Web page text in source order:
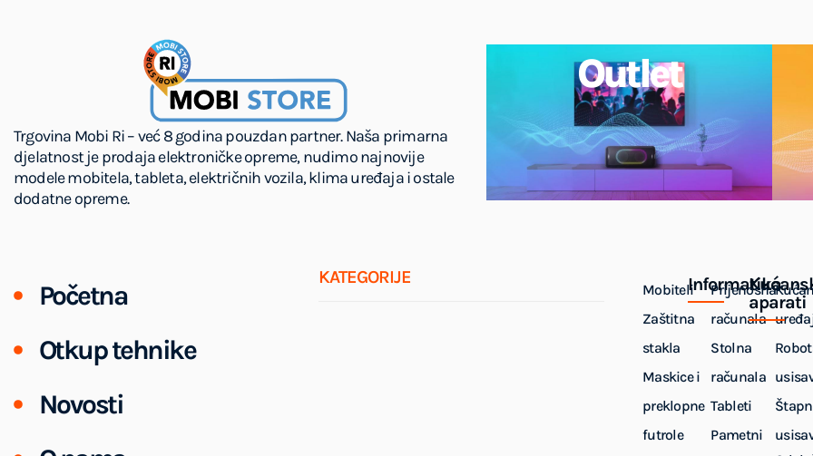
Trgovina Mobi Ri – već 8 godina pouzdan partner. Naša primarna
djelatnost je prodaja elektroničke opreme, nudimo najnovije
modele mobitela, tableta, električnih vozila, klima uređaja i ostale
dodatne opreme.
Outlet
Početna
Otkup tehnike
Novosti
KATEGORIJE
Mobiteli
Zaštitna
stakla
Maskice i
preklopne
futrole
Informatika
Prijenosna
računala
Stolna
računala
Tableti
Pametni
aparati